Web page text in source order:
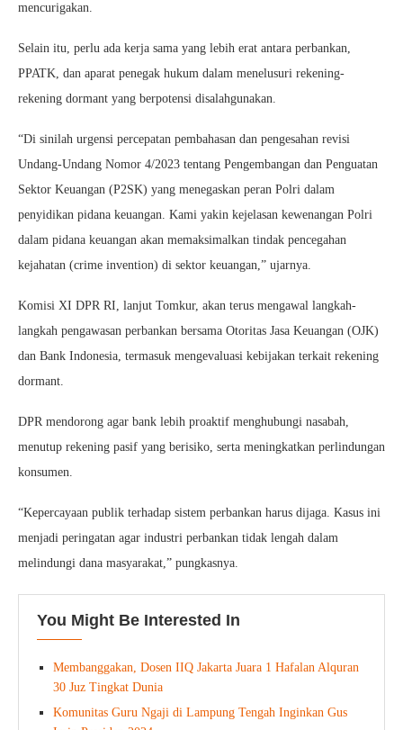
mencurigakan.
Selain itu, perlu ada kerja sama yang lebih erat antara perbankan,
PPATK, dan aparat penegak hukum dalam menelusuri rekening-
rekening dormant yang berpotensi disalahgunakan.
“Di sinilah urgensi percepatan pembahasan dan pengesahan revisi
Undang-Undang Nomor 4/2023 tentang Pengembangan dan Penguatan
Sektor Keuangan (P2SK) yang menegaskan peran Polri dalam
penyidikan pidana keuangan. Kami yakin kejelasan kewenangan Polri
dalam pidana keuangan akan memaksimalkan tindak pencegahan
kejahatan (crime invention) di sektor keuangan,” ujarnya.
Komisi XI DPR RI, lanjut Tomkur, akan terus mengawal langkah-
langkah pengawasan perbankan bersama Otoritas Jasa Keuangan (OJK)
dan Bank Indonesia, termasuk mengevaluasi kebijakan terkait rekening
dormant.
DPR mendorong agar bank lebih proaktif menghubungi nasabah,
menutup rekening pasif yang berisiko, serta meningkatkan perlindungan
konsumen.
“Kepercayaan publik terhadap sistem perbankan harus dijaga. Kasus ini
menjadi peringatan agar industri perbankan tidak lengah dalam
melindungi dana masyarakat,” pungkasnya.
You Might Be Interested In
Membanggakan, Dosen IIQ Jakarta Juara 1 Hafalan Alquran
30 Juz Tingkat Dunia
Komunitas Guru Ngaji di Lampung Tengah Inginkan Gus